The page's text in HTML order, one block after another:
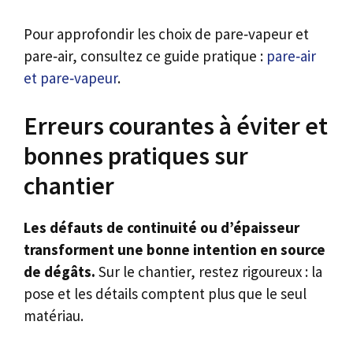
Pour approfondir les choix de pare‑vapeur et
pare‑air, consultez ce guide pratique : pare‑air
et pare‑vapeur.
Erreurs courantes à éviter et
bonnes pratiques sur
chantier
Les défauts de continuité ou d’épaisseur
transforment une bonne intention en source
de dégâts. Sur le chantier, restez rigoureux : la
pose et les détails comptent plus que le seul
matériau.